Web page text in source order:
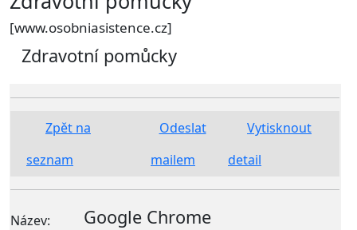
[www.osobniasistence.cz]
Zdravotní pomůcky
Zpět na
seznam
Odeslat
mailem
Vytisknout
detail
Název: Google Chrome